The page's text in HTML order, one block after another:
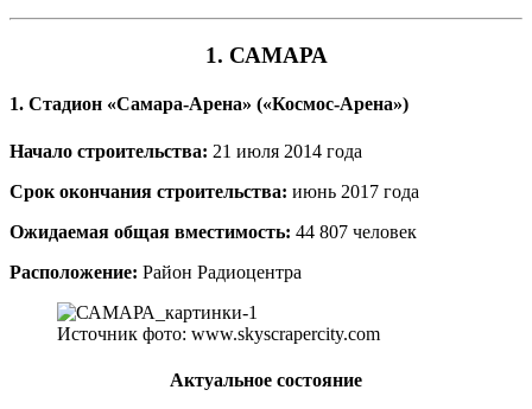
1. САМАРА
1. Стадион «Самара-Арена» («Космос-Арена»)
Начало строительства: 21 июля 2014 года
Срок окончания строительства: июнь 2017 года
Ожидаемая общая вместимость: 44 807 человек
Расположение: Район Радиоцентра
Источник фото: www.skyscrapercity.com
Актуальное состояние